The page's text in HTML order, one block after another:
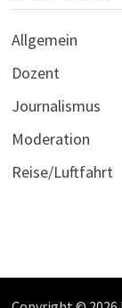
Allgemein
Dozent
Journalismus
Moderation
Reise/Luftfahrt